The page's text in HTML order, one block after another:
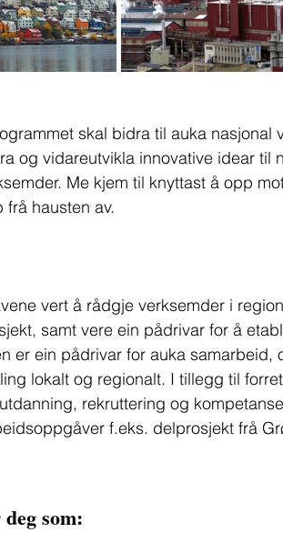
skal bidra til auka nasjonal
og vidareutvikla innovative idear til
Me kjem til knyttast å opp
hausten av.
vert å rådgje verksemder i
samt vere ein pådrivar for å
er ein pådrivar for auka samarbeid,
lokalt og regionalt. I tillegg til
rekruttering og
f.eks. delprosjekt frå
som: